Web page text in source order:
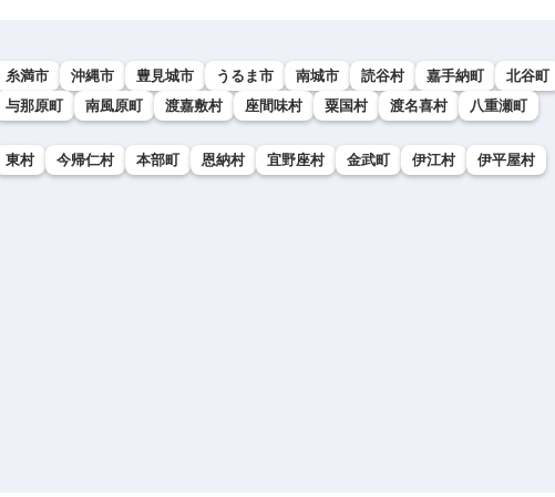
糸満市 沖縄市 豊見城市 うるま市 南城市 読谷村 嘉手納町
北谷町
与那原町 南風原町 渡嘉敷村 座間味村 粟国村 渡名喜村 八重瀬町
東村 今帰仁村 本部町 恩納村 宜野座村 金武町 伊江村
伊平屋村